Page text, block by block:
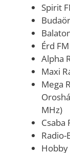
Spirit
Érd
Alpha
Maxi
Mega
MHz)
Csaba
Radio-
Hobby